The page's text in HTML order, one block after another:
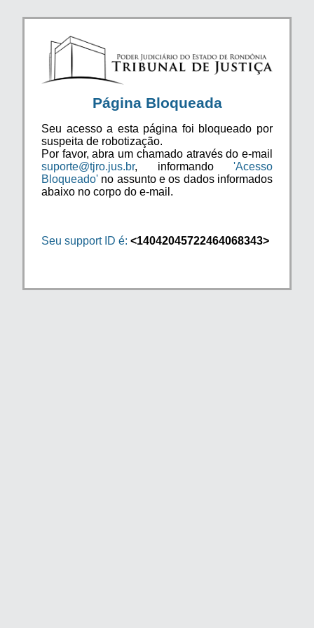
Página Bloqueada
Seu acesso a esta página foi bloqueado por
suspeita de robotização.
Por favor, abra um chamado através do e-mail
suporte@tjro.jus.br, informando 'Acesso
Bloqueado' no assunto e os dados informados
abaixo no corpo do e-mail.
Seu support ID é: <14042045722464068343>